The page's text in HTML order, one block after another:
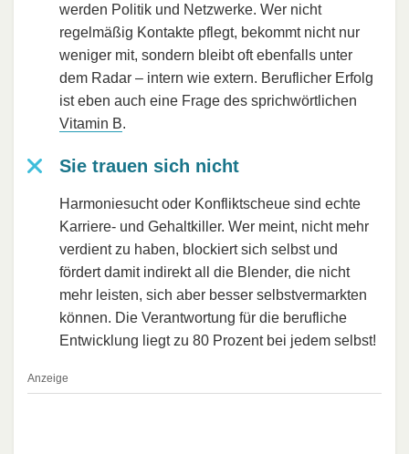
werden Politik und Netzwerke. Wer nicht
regelmäßig Kontakte pflegt, bekommt nicht nur
weniger mit, sondern bleibt oft ebenfalls unter
dem Radar – intern wie extern. Beruflicher Erfolg
ist eben auch eine Frage des sprichwörtlichen
Vitamin B.
Sie trauen sich nicht
Harmoniesucht oder Konfliktscheue sind echte
Karriere- und Gehaltkiller. Wer meint, nicht mehr
verdient zu haben, blockiert sich selbst und
fördert damit indirekt all die Blender, die nicht
mehr leisten, sich aber besser selbstvermarkten
können. Die Verantwortung für die berufliche
Entwicklung liegt zu 80 Prozent bei jedem selbst!
Anzeige